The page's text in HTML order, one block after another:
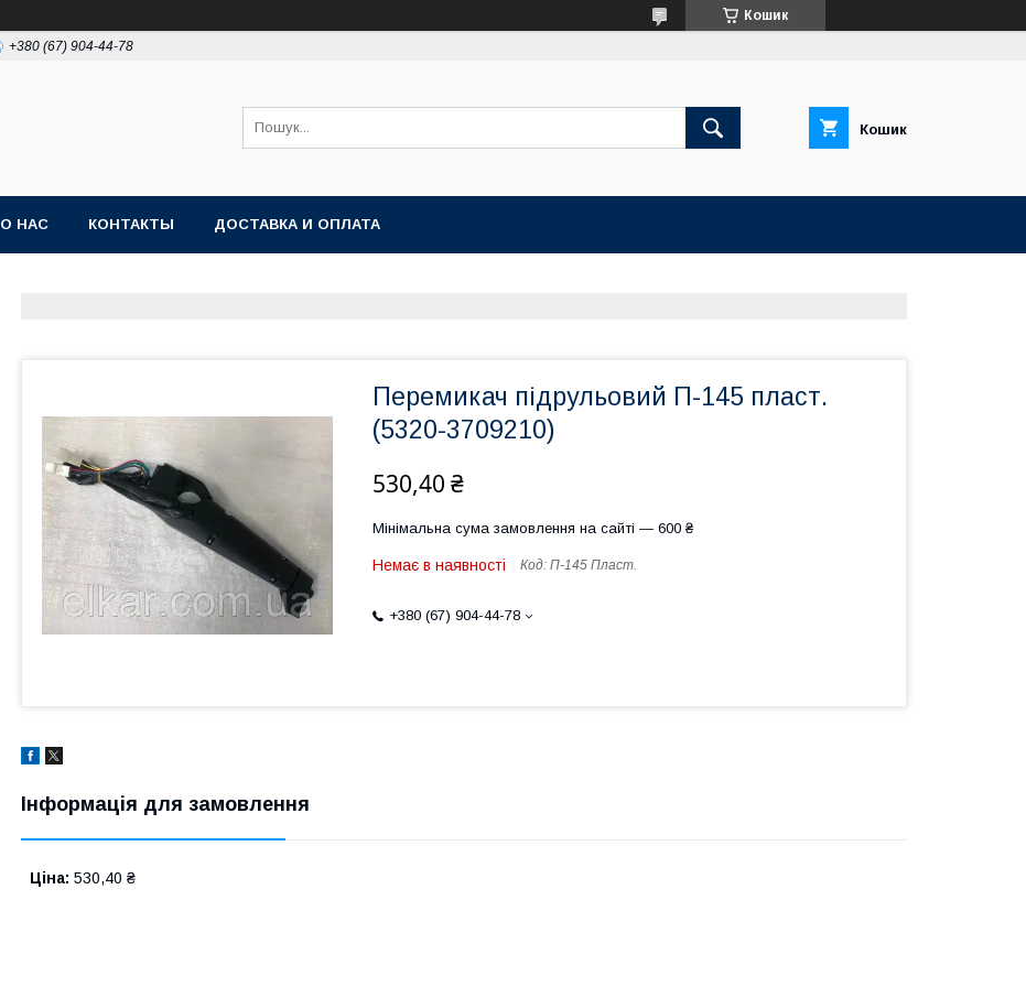
Кошик
+380 (67) 904-44-78
Кошик
О НАС КОНТАКТЫ ДОСТАВКА И ОПЛАТА
Перемикач підрульовий П-145 пласт.
(5320-3709210)
530,40 ₴
Мінімальна сума замовлення на сайті — 600 ₴
Немає в наявності Код: П-145 Пласт.
+380 (67) 904-44-78
Інформація для замовлення
Ціна: 530,40 ₴